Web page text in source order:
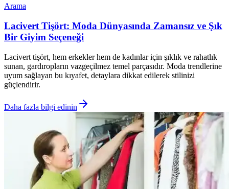
Arama
Lacivert Tişört: Moda Dünyasında Zamansız ve Şık
Bir Giyim Seçeneği
Lacivert tişört, hem erkekler hem de kadınlar için şıklık ve rahatlık
sunan, gardıropların vazgeçilmez temel parçasıdır. Moda trendlerine
uyum sağlayan bu kıyafet, detaylara dikkat edilerek stilinizi
güçlendirir.
Daha fazla bilgi edinin